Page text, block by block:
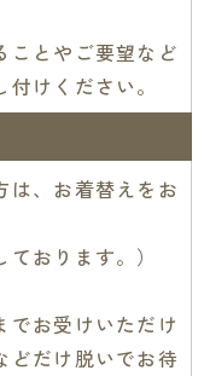
ことやご要望など
けください。
は、お着替えをお
おります。）
でお受けいただけ
どだけ脱いでお待